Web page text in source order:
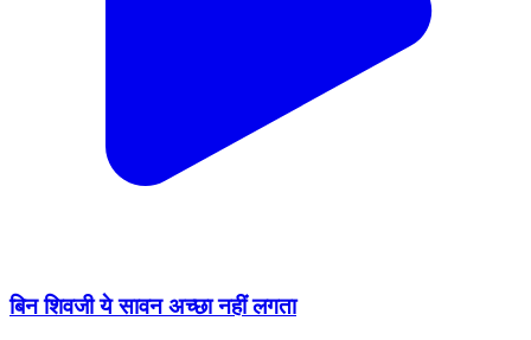
बिन शिवजी ये सावन अच्छा नहीं लगता